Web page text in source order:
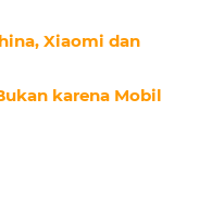
Xiaomi dan
karena Mobil